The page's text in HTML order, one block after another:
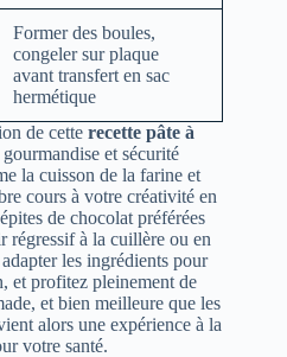
Former des boules,
congeler sur plaque
avant transfert en sac
hermétique
de cette recette pâte à
et sécurité
la cuisson de la farine et
cours à votre créativité en
de chocolat préférées
régressif à la cuillère ou en
les ingrédients pour
et profitez pleinement de
et bien meilleure que les
alors une expérience à la
votre santé.